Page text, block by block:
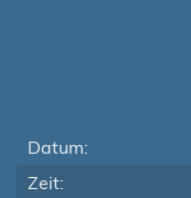
Datum:
Zeit: